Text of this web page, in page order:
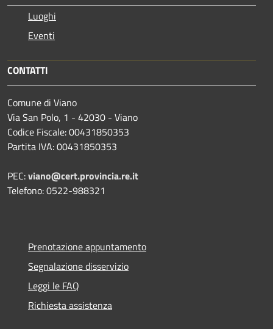
Luoghi
Eventi
CONTATTI
Comune di Viano
Via San Polo, 1 - 42030 - Viano
Codice Fiscale: 00431850353
Partita IVA: 00431850353
PEC:viano@cert.provincia.re.it
Telefono: 0522-988321
Prenotazione appuntamento
Segnalazione disservizio
Leggi le FAQ
Richiesta assistenza